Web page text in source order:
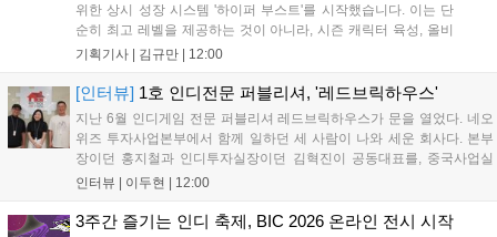
위한 상시 성장 시스템 '하이퍼 부스트'를 시작했습니다. 이는 단
순히 최고 레벨을 제공하는 것이 아니라, 시즌 캐릭터 육성, 올비
아 아카데미 수료, 아침의 나라 설화 진행 등 4단계 과정을 통해
용자는 과제를 완수하며 동(V) 투발라 장비와 검은별 무기, 카라
기획기사 | 김규만 | 12:00
[인터뷰] 1호 인디전문 퍼블리셔, '레드브릭하우스'
지난 6월 인디게임 전문 퍼블리셔 레드브릭하우스가 문을 열었다. 네오
위즈 투자사업본부에서 함께 일하던 세 사람이 나와 세운 회사다. 본부
장이던 홍지철과 인디투자실장이던 김혁진이 공동대표를, 중국사업실
장이던 이민정이 이사를 맡았다. 출범 한 달여 만에 위메이드맥스의 전
들어왔다. 서비스 중인...
인터뷰 | 이두현 | 12:00
3주간 즐기는 인디 축제, BIC 2026 온라인 전시 시작